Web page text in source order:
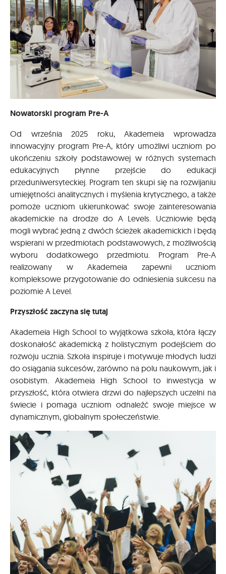
Nowatorski program Pre-A
Od września 2025 roku, Akademeia wprowadza
innowacyjny program Pre-A, który umożliwi uczniom po
ukończeniu szkoły podstawowej w różnych systemach
edukacyjnych płynne przejście do edukacji
przeduniwersyteckiej. Program ten skupi się na rozwijaniu
umiejętności analitycznych i myślenia krytycznego, a także
pomoże uczniom ukierunkować swoje zainteresowania
akademickie na drodze do A Levels. Uczniowie będą
mogli wybrać jedną z dwóch ścieżek akademickich i będą
wspierani w przedmiotach podstawowych, z możliwością
wyboru dodatkowego przedmiotu. Program Pre-A
realizowany w Akademeia zapewni uczniom
kompleksowe przygotowanie do odniesienia sukcesu na
poziomie A Level.
Przyszłość zaczyna się tutaj
Akademeia High School to wyjątkowa szkoła, która łączy
doskonałość akademicką z holistycznym podejściem do
rozwoju ucznia. Szkoła inspiruje i motywuje młodych ludzi
do osiągania sukcesów, zarówno na polu naukowym, jak i
osobistym. Akademeia High School to inwestycja w
przyszłość, która otwiera drzwi do najlepszych uczelni na
świecie i pomaga uczniom odnaleźć swoje miejsce w
dynamicznym, globalnym społeczeństwie.